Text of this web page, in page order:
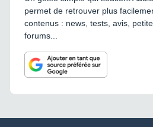
permet de retrouver plus
contenus : news, tests, avis,
forums...